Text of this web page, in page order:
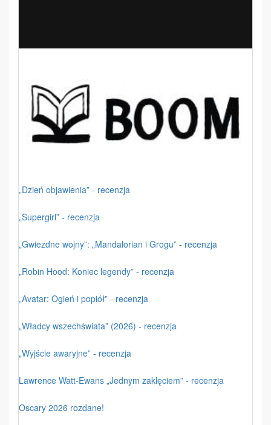
„Dzień objawienia” - recenzja
„Supergirl” - recenzja
„Gwiezdne wojny”: „Mandalorian i Grogu” - recenzja
„Robin Hood: Koniec legendy” - recenzja
„Avatar: Ogień i popiół” - recenzja
„Władcy wszechświata” (2026) - recenzja
„Wyjście awaryjne” - recenzja
Lawrence Watt-Ewans „Jednym zaklęciem” - recenzja
Oscary 2026 rozdane!